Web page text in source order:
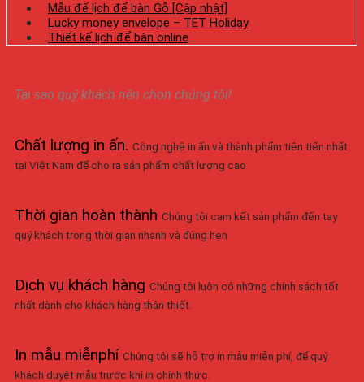
Mẫu đế lịch để bàn Gỗ [Cập nhật]
Lucky money envelope – TET Holiday
Thiết kế lịch để bàn online
Tại sao quý khách nên chọn chúng tôi!
Chất lượng in ấn. Công nghệ in ấn và thành phẩm tiên tiến nhất
tại Việt Nam để cho ra sản phẩm chất lượng cao
Thời gian hoàn thành Chúng tôi cam kết sản phẩm đến tay
quý khách trong thời gian nhanh và đúng hẹn
Dịch vụ khách hàng Chúng tôi luôn có những chính sách tốt
nhất dành cho khách hàng thân thiết.
In mẫu miễnphí Chúng tôi sẽ hỗ trợ in mẫu miễn phí, để quý
khách duyệt mẫu trước khi in chính thức.